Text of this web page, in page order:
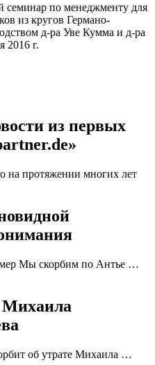
по менеджменту для
из кругов Германо-
д-ра Уве Кумма и д-ра
2016 г.
из первых
на протяжении многих лет
Мы скорбим по Антье …
Михаила
об утрате Михаила …